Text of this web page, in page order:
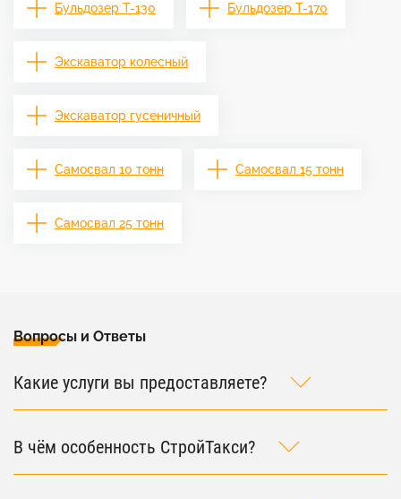
Бульдозер Т-130 Бульдозер Т-170
Экскаватор колесный
Экскаватор гусеничный
Самосвал 10 тонн Самосвал 15 тонн
Самосвал 25 тонн
Вопросы и Ответы
Какие услуги вы предоставляете?
В чём особенность СтройТакси?